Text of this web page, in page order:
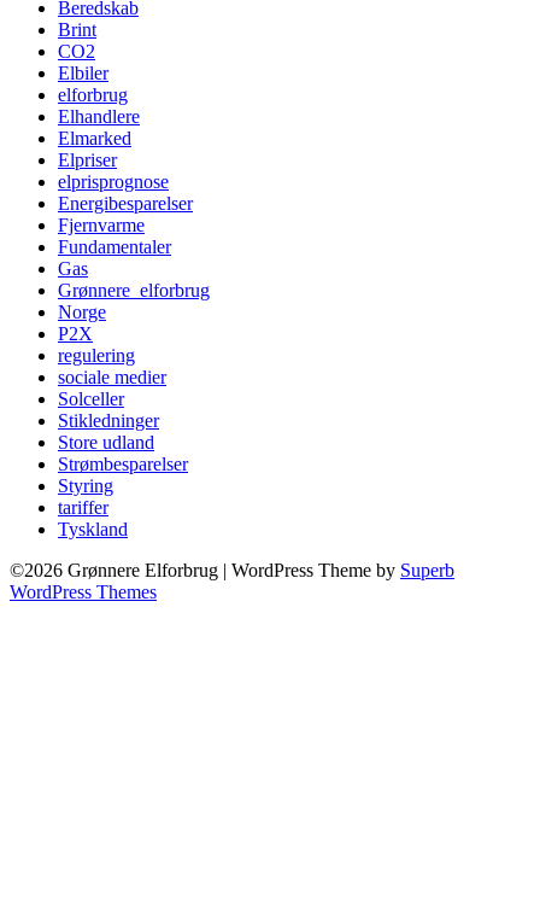
Beredskab
Brint
CO2
Elbiler
elforbrug
Elhandlere
Elmarked
Elpriser
elprisprognose
Energibesparelser
Fjernvarme
Fundamentaler
Gas
Grønnere_elforbrug
Norge
P2X
regulering
sociale medier
Solceller
Stikledninger
Store udland
Strømbesparelser
Styring
tariffer
Tyskland
©2026 Grønnere Elforbrug | WordPress Theme by Superb
WordPress Themes